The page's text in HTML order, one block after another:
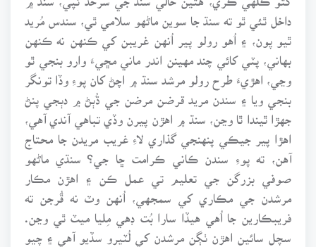
داخل ٿئي ٿو ته سنڌ جا سوين ماڻهو سلامي ٿي، سندس مُريد
ٿيو پون، ۽ اُهو رولو پير اُنهن غريبن کي ڪنهن نه ڪنهن
بهاني، پٽي کائي چند مهينن اندر ماني مڇيءَ وارو بنجي ٿو
وڃي، اهڙيءَ طرح رولو مرشد سنڌ ۾ اچڻ کان پوءِ وڏا تونگر
بنجي ويا ۽ سندن مريد قرضن مرضن جي ڌُٻڻ ۾ دٻجي پنڻ
جهڙا ٿيندا ٿا وڃن، سنڌ ۾ اهڙن پيرن وڏي تباهي آندي آهي،
اهڙا پير جيڪي پنهنجي گذاري لاءِ غريب مريدن جا محتاج
آهن، ته پوءِ سندن ڪاني ڪرامت ڇا جي؟ سنڌي ماڻهو
صوفي بزرگن جي تعليم تي عمل ڪن ۽ اهڙن مڪار
مرشدن جي مڪاري کي سمجهي، اُنهن وٽ نه ڦُرجن ته
فريبڪارين جا اُهي هيڏا سارا بُت ڊهي مِليا ميٽ ٿي وڃن.
سچل سائين اهڙن ٺڳن مرشدن کي لُٽيرو سڏيو آهي ۽ چيو